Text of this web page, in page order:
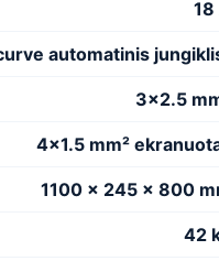
18
automatinis
3×2.5
4×1.5 mm²
1100 x 245 x 800
42